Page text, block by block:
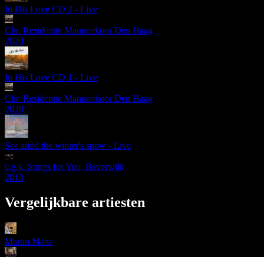
In His Love CD 2 - Live
Chr. Residentie Mannenkoor Den Haag
2020
In His Love CD 1 - Live
Chr. Residentie Mannenkoor Den Haag
2020
See amid the winter's snow - Live
c.g.k. Songs for You, Beverwijk
2013
Vergelijkbare artiesten
Martin Mans